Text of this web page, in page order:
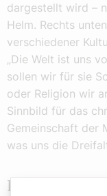
dargestellt wird –
Helm. Rechts
verschiedener
„Die Welt ist uns
sollen wir für sie
oder Religion wir
Sinnbild für das
Gemeinschaft der
was uns die